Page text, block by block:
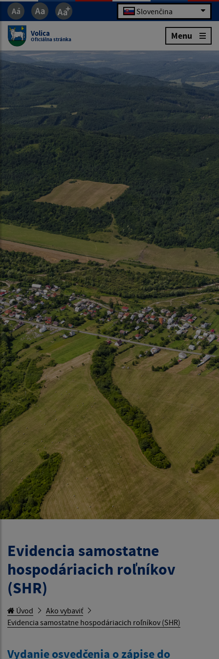
Slovenčina
Volica
Oficiálna stránka Menu
Evidencia samostatne
hospodáriacich roľníkov
(SHR)
Úvod
Ako vybaviť
Evidencia samostatne hospodáriacich roľníkov (SHR)
Vydanie osvedčenia o zápise do